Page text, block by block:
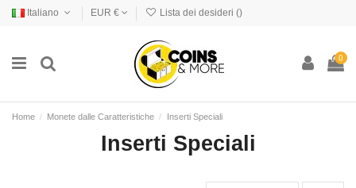
Italiano EUR € Lista dei desideri ()
0
Home Monete dalle Caratteristiche Inserti Speciali
Inserti Speciali